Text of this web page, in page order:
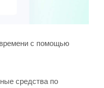
с помощью
средства по